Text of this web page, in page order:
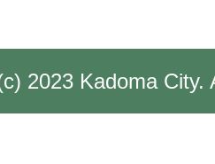
2023 Kadoma City.